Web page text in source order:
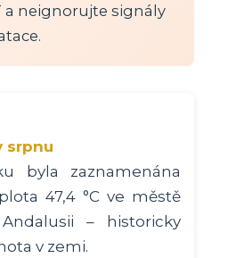
a neignorujte signály
srpnu
byla zaznamenána
47,4 °C ve městě
– historicky
v zemi.